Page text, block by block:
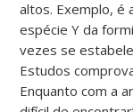
altos. Exemplo, é
espécie Y da
vezes se
Estudos
Enquanto com a